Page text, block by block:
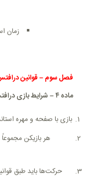
زمان
فصل سوم–قوانین
ماده۴–شرایط بازی
بازی با صفحه و مهره
هر بازیکن مجموعاً
حرکت‌ها باید طبق